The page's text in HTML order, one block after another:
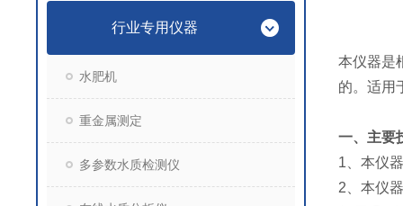
行业专用仪器
水肥机
重金属测定
多参数水质检测仪
本仪器是
的。适用
一、主要
1、本仪
2、本仪